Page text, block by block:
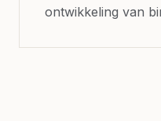
ontwikkeling van